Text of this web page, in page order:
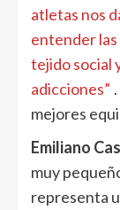
atletas nos
entender las
tejido social
adicciones”
mejores
Emiliano
muy
representa